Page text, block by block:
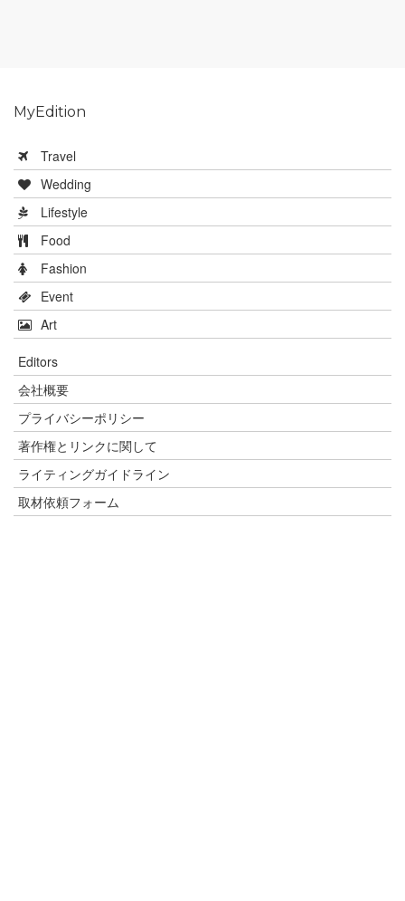
MyEdition
Travel
Wedding
Lifestyle
Food
Fashion
Event
Art
Editors
会社概要
プライバシーポリシー
著作権とリンクに関して
ライティングガイドライン
取材依頼フォーム